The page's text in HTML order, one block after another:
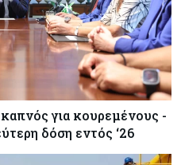
για κουρεμένους -
δόση εντός ‘26